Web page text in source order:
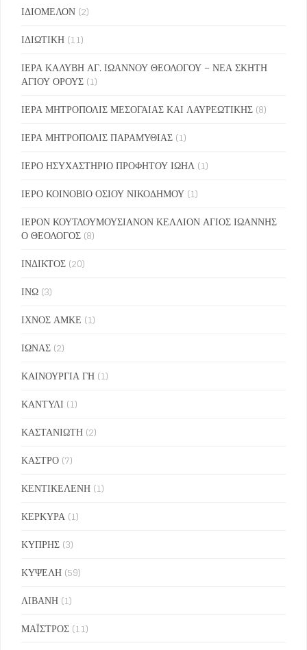
ΙΔΙΟΜΕΛΟΝ (2)
ΙΔΙΩΤΙΚΗ (11)
ΙΕΡΑ ΚΑΛΥΒΗ ΑΓ. ΙΩΑΝΝΟΥ ΘΕΟΛΟΓΟΥ – ΝΕΑ ΣΚΗΤΗ
ΑΓΙΟΥ ΟΡΟΥΣ (1)
ΙΕΡΑ ΜΗΤΡΟΠΟΛΙΣ ΜΕΣΟΓΑΙΑΣ ΚΑΙ ΛΑΥΡΕΩΤΙΚΗΣ (8)
ΙΕΡΑ ΜΗΤΡΟΠΟΛΙΣ ΠΑΡΑΜΥΘΙΑΣ (1)
ΙΕΡΟ ΗΣΥΧΑΣΤΗΡΙΟ ΠΡΟΦΗΤΟΥ ΙΩΗΛ (1)
ΙΕΡΟ ΚΟΙΝΟΒΙΟ ΟΣΙΟΥ ΝΙΚΟΔΗΜΟΥ (1)
ΙΕΡΟΝ ΚΟΥΤΛΟΥΜΟΥΣΙΑΝΟΝ ΚΕΛΛΙΟΝ ΑΓΙΟΣ ΙΩΑΝΝΗΣ
Ο ΘΕΟΛΟΓΟΣ (8)
ΙΝΔΙΚΤΟΣ (20)
ΙΝΩ (3)
ΙΧΝΟΣ ΑΜΚΕ (1)
ΙΩΝΑΣ (2)
ΚΑΙΝΟΥΡΓΙΑ ΓΗ (1)
ΚΑΝΤΥΛΙ (1)
ΚΑΣΤΑΝΙΩΤΗ (2)
ΚΑΣΤΡΟ (7)
ΚΕΝΤΙΚΕΛΕΝΗ (1)
ΚΕΡΚΥΡΑ (1)
ΚΥΠΡΗΣ (3)
ΚΥΨΕΛΗ (59)
ΛΙΒΑΝΗ (1)
ΜΑΪΣΤΡΟΣ (11)